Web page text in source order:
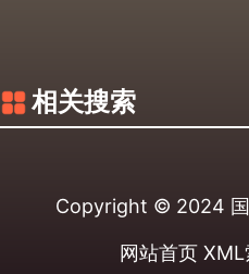
相关搜索
Copyright © 2024
网站首页 XML